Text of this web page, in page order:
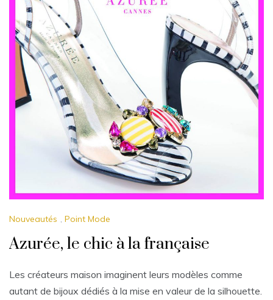
Nouveautés , Point Mode
Azurée, le chic à la française
Les créateurs maison imaginent leurs modèles comme
autant de bijoux dédiés à la mise en valeur de la silhouette.